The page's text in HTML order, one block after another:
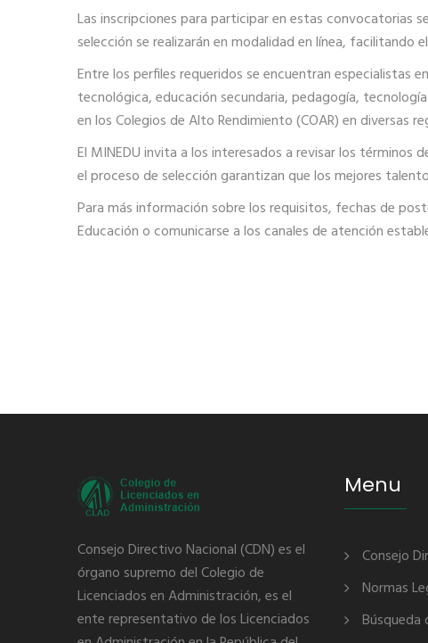
Las inscripciones para participar en estas convocatorias
selección se realizarán en modalidad en línea,
Entre los perfiles requeridos se encuentran especialistas
tecnológica, educación secundaria, pedagogía,
en los Colegios de Alto Rendimiento (COAR) en diversas
El MINEDU invita a los interesados a revisar los
el proceso de selección garantizan que los mejores
Para más información sobre los requisitos, fechas de
Educación o comunicarse a los canales de atención
Consejo Directivo Nacional (CDN) es el
órgano supremo del Colegio de
Licenciados en Administración, es el
ente representativo de los Licenciados
Menu
Consejo
Normas
Búsqueda